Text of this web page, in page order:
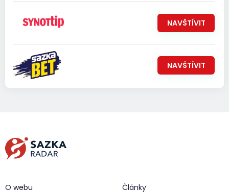
NAVŠTÍVIT
NAVŠTÍVIT
O webu
Články